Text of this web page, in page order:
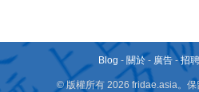
Blog - 關於 - 廣告 -招
© 版權所有 2026 fridae.asia。